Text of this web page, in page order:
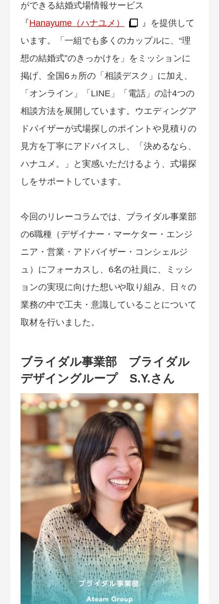
ができる結婚式場情報サービス
『Hanayume（ハナユメ）
』を提供して
います。「一組でも多くのカップルに、“理
想の結婚式”のきっかけを」をミッションに
掲げ、全国6ヵ所の「相談デスク」に加え、
「オンライン」「LINE」「電話」の計4つの
相談方法を展開しています。ウエディングア
ドバイザーが式場探しのポイントや見積りの
見方を丁寧にアドバイスし、「決めるなら、
ハナユメ。」と実感いただけるよう、式場探
しをサポートしています。
今回のリレーコラムでは、ブライダル事業部
の6職種（デザイナー・マーケター・エンジ
ニア・営業・アドバイザー・コンシェルジ
ュ）にフォーカスし、6名の社員に、ミッシ
ョンの実現に向けた想いや取り組み、日々の
業務の中で工夫・意識していることについて
取材を行いました。
ブライダル事業部 ブライダル
デザイングループ S.Y.さん